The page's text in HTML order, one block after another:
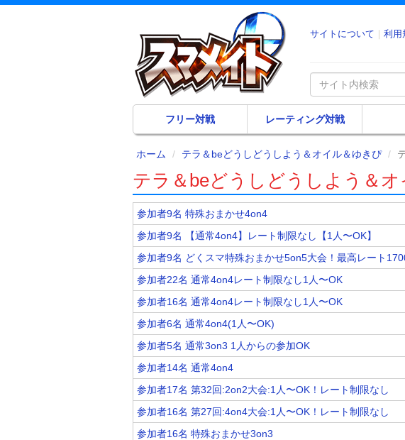
サイトについて 利用
フリー対戦 レーティング対戦
ホーム テラ＆beどうしどうしよう＆オイル＆ゆきぴ
テラ＆beどうしどうしよう＆
参加者9名 特殊おまかせ4on4
参加者9名 【通常4on4】レート制限なし【1人〜OK】
参加者9名 どくスマ特殊おまかせ5on5大会！最高レート
参加者22名 通常4on4レート制限なし1人〜OK
参加者16名 通常4on4レート制限なし1人〜OK
参加者6名 通常4on4(1人〜OK)
参加者5名 通常3on3 1人からの参加OK
参加者14名 通常4on4
参加者17名 第32回:2on2大会:1人〜OK！レート制限なし
参加者16名 第27回:4on4大会:1人〜OK！レート制限なし
参加者16名 特殊おまかせ3on3